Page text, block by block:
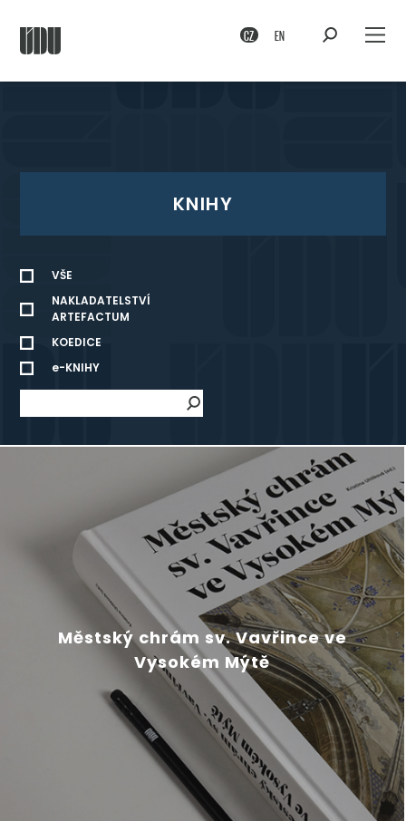
CZ EN
KNIHY
VŠE
NAKLADATELSTVÍ
ARTEFACTUM
KOEDICE
e-KNIHY
Městský chrám sv. Vavřince ve
Vysokém Mýtě